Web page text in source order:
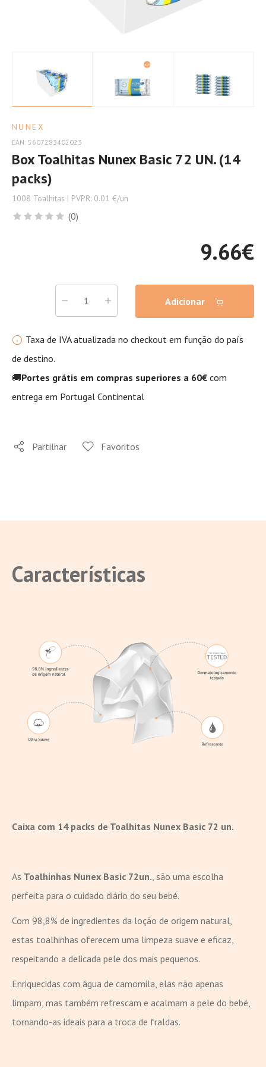
NUNEX
EAN: 5607283402023
Box Toalhitas Nunex Basic 72 UN. (14
packs)
1008 Toalhitas | PVPR: 0.01 €/un
(0)
9.66€
Adicionar
Taxa de IVA atualizada no checkout em função do país
de destino.
🚚Portes grátis em compras superiores a 60€ com
entrega em Portugal Continental
Partilhar Favoritos
Características
Caixa com 14 packs de Toalhitas Nunex Basic 72 un.
As Toalhinhas Nunex Basic 72un. , são uma escolha
perfeita para o cuidado diário do seu bebé.
Com 98,8% de ingredientes da loção de origem natural,
estas toalhinhas oferecem uma limpeza suave e eficaz,
respeitando a delicada pele dos mais pequenos.
Enriquecidas com água de camomila, elas não apenas
limpam, mas também refrescam e acalmam a pele do bebé,
tornando-as ideais para a troca de fraldas.